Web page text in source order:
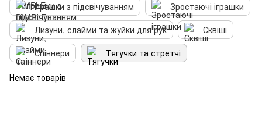
Іграшки з підсвічуванням
Зростаючі іграшки
Лизуни, слайми та жуйки для рук
Сквіші
Спіннери
Тягучки та стретчі
Немає товарів